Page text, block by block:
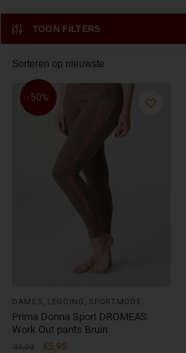
TOON FILTERS
-50%
DAMES LEGGING SPORTMODE
Prima Donna Sport DROMEAS
Work Out pants Bruin
91,90 45,95